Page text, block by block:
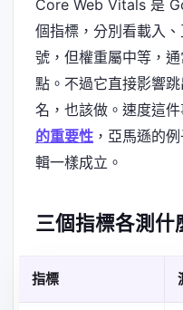
Core Web Vitals 是
個指標，分別看載入
號，但權重屬中等，
點。不過它直接影響
名，也該做。速度這
的重要性 ，亞馬遜的
輯一樣成立。
三個指標各測什
指標